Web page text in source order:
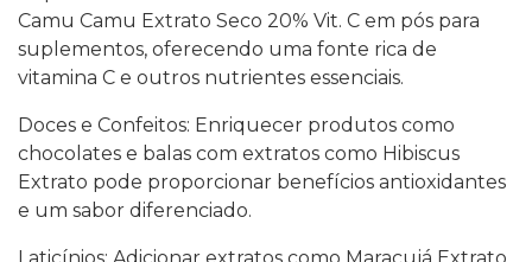
Camu Camu Extrato Seco 20% Vit. C em pós para
suplementos, oferecendo uma fonte rica de
vitamina C e outros nutrientes essenciais.
Doces e Confeitos: Enriquecer produtos como
chocolates e balas com extratos como Hibiscus
Extrato pode proporcionar benefícios antioxidantes
e um sabor diferenciado.